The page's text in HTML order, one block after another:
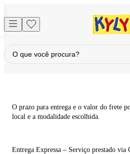
O prazo para entrega e o valor do frete
local e a modalidade escolhida.
Entrega Expressa – Serviço prestado